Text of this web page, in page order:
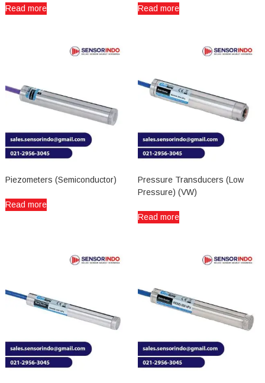
Read more Read more
Piezometers (Semiconductor)
Read more
Pressure Transducers (Low
Pressure) (VW)
Read more